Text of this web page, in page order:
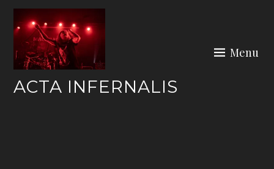
Skip
content
ACTA INFERNALIS
Menu